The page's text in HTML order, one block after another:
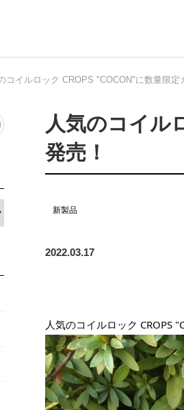
自転車 自転車
ニュース プレ
コイルロック CROPS "COCON"に数量限定
人気のコイル
発売！
新製品
2022.03.17
人気のコイルロック CROPS